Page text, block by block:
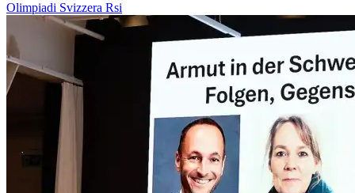
Olimpiadi Svizzera Rsi